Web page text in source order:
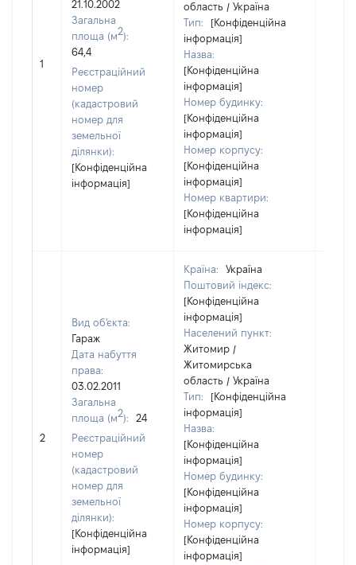
1
21.10.2002
Загальна
площа (м2):
64,4
Реєстраційний
номер
(кадастровий
номер для
земельної
ділянки):
[Конфіденційна
інформація]
область / Україна
Тип:
[Конфіденційна
інформація]
Назва:
[Конфіденційна
інформація]
Номер будинку:
[Конфіденційна
інформація]
Номер корпусу:
[Конфіденційна
інформація]
Номер квартири:
[Конфіденційна
інформація]
2
Вид об'єкта:
Гараж
Дата набуття
права:
03.02.2011
Загальна
площа (м2):
24
Реєстраційний
номер
(кадастровий
номер для
земельної
ділянки):
[Конфіденційна
інформація]
Країна:
Україна
Поштовий індекс:
[Конфіденційна
інформація]
Населений пункт:
Житомир /
Житомирська
область / Україна
Тип:
[Конфіденційна
інформація]
Назва:
[Конфіденційна
інформація]
Номер будинку:
[Конфіденційна
інформація]
Номер корпусу:
[Конфіденційна
інформація]